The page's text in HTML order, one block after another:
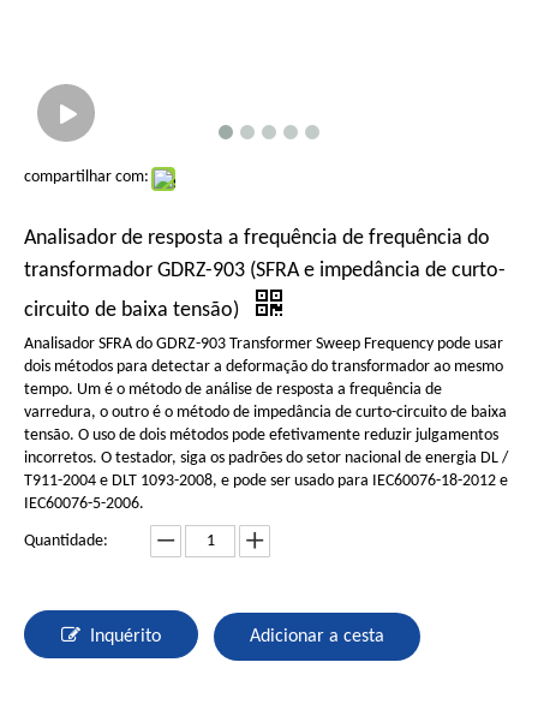
compartilhar com:
Analisador de resposta a frequência de frequência do
transformador GDRZ-903 (SFRA e impedância de curto-
circuito de baixa tensão)
Analisador SFRA do GDRZ-903 Transformer Sweep Frequency pode usar
dois métodos para detectar a deformação do transformador ao mesmo
tempo. Um é o método de análise de resposta a frequência de
varredura, o outro é o método de impedância de curto-circuito de baixa
tensão. O uso de dois métodos pode efetivamente reduzir julgamentos
incorretos. O testador, siga os padrões do setor nacional de energia DL /
T911-2004 e DLT 1093-2008, e pode ser usado para IEC60076-18-2012 e
IEC60076-5-2006.
Quantidade:
Inquérito Adicionar a cesta